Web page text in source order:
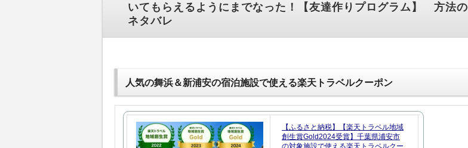
いてもらえるようにまでなった！【友達作りプログラム】 方法の
ネタバレ
人気の舞浜＆新浦安の宿泊施設で使える楽天トラベルクーポン
【ふるさと納税】【楽天トラベル地域
創生賞Gold2024受賞】千葉県浦安市
の対象施設で使える楽天トラベルクー